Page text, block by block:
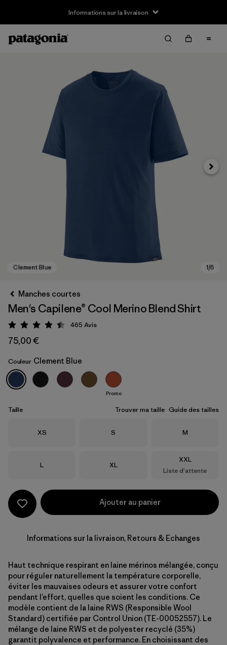
Informations sur la livraison
Clement Blue
Manches courtes
Men's Capilene® Cool Merino Blend Shirt
Évaluation: 4.4 / 5
465 Avis
75,00 €
Couleur Clement Blue
Promo
Taille Trouver ma taille Guide des tailles
Taille
XS Taille
S Taille
M
Taille
L Taille
XL
Taille
XXL
Liste d'attente
Ajouter au panier
Informations sur la livraison, Retours & Echanges
Haut technique respirant en laine mérinos mélangée, conçu
pour réguler naturellement la température corporelle,
éviter les mauvaises odeurs et assurer votre confort
pendant l’effort, quelles que soient les conditions. Ce
modèle contient de la laine RWS (Responsible Wool
Standard) certifiée par Control Union (TE-00052557). Le
mélange de laine RWS et de polyester recyclé (35%)
garantit polyvalence et performance. En choisissant des